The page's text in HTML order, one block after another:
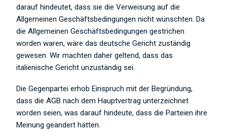
darauf hindeutet, dass sie die Verweisung auf die
Allgemeinen Geschäftsbedingungen nicht wünschten. Da
die Allgemeinen Geschäftsbedingungen gestrichen
worden waren, wäre das deutsche Gericht zuständig
gewesen. Wir machten daher geltend, dass das
italienische Gericht unzuständig sei.
Die Gegenpartei erhob Einspruch mit der Begründung,
dass die AGB nach dem Hauptvertrag unterzeichnet
worden seien, was darauf hindeute, dass die Parteien ihre
Meinung geändert hätten.